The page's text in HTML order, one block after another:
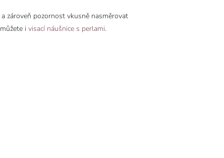
zároveň pozornost vkusně nasměrovat
i visací náušnice s perlami.